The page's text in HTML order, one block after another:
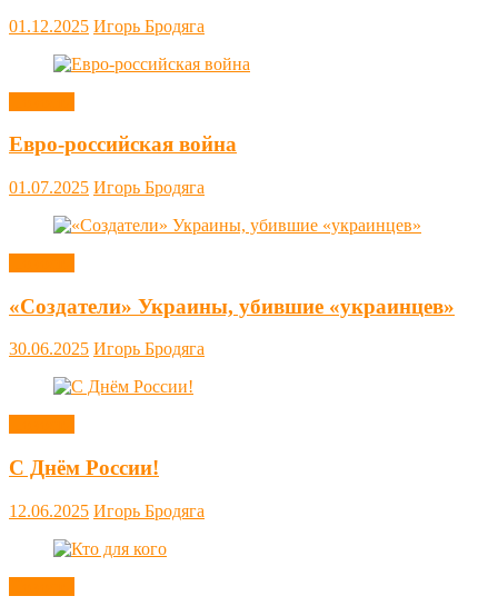
01.12.2025 Игорь Бродяга
Евро-российская война
01.07.2025 Игорь Бродяга
«Создатели» Украины, убившие «украинцев»
30.06.2025 Игорь Бродяга
С Днём России!
12.06.2025 Игорь Бродяга